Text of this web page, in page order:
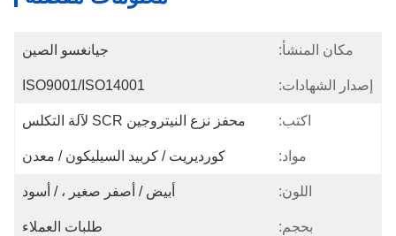
مكان المنشأ: جيانغسو الصين
إصدار الشهادات: ISO9001/ISO14001
اكتب: محفز نزع النيتروجين SCR لآلة التكلس
مواد: كورديريت / كربيد السيليكون / معدن
اللون: أبيض / أصفر صغير ، / أسود
بحجم: طلبات العملاء